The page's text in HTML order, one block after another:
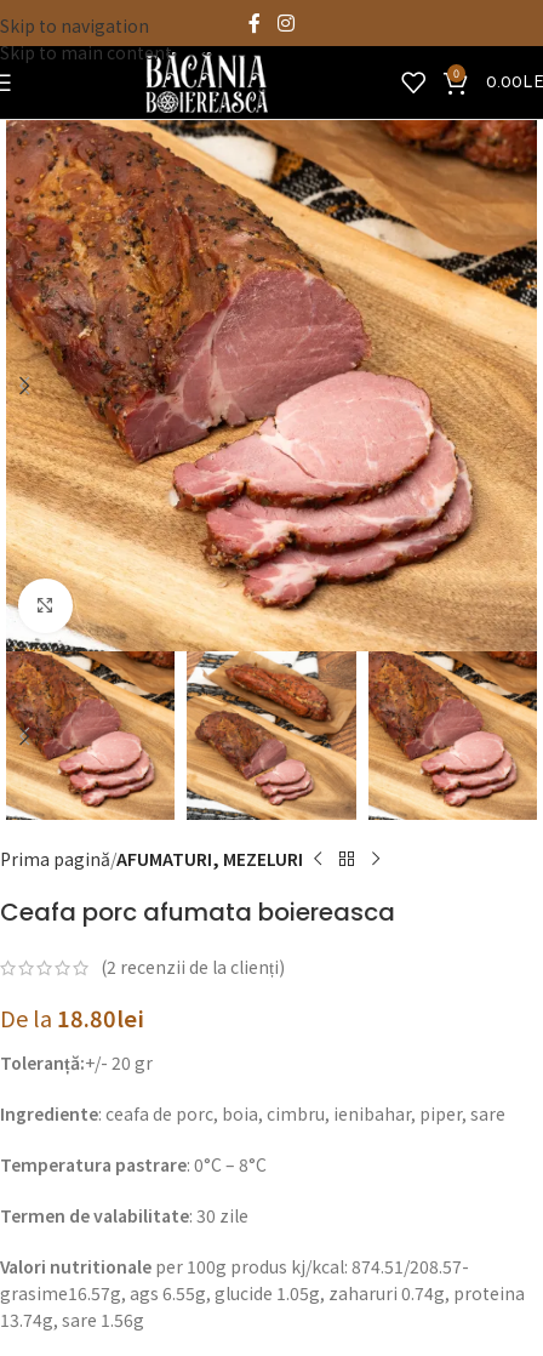
Skip to navigation
Skip to main content
0
0.00
Click to enlarge
Prima pagină AFUMATURI, MEZELURI
Ceafa porc afumata boiereasca
(2 recenzii de la clienți)
De la 18.80lei
Toleranță:+/- 20 gr
Ingrediente: ceafa de porc, boia, cimbru, ienibahar, piper, sare
Temperatura pastrare: 0°C – 8°C
Termen de valabilitate: 30 zile
Valori nutritionale per 100g produs kj/kcal: 874.51/208.57-
grasime16.57g, ags 6.55g, glucide 1.05g, zaharuri 0.74g, proteina
13.74g, sare 1.56g